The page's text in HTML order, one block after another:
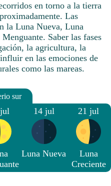
en torno a la tierra
Las
la Luna Nueva, Luna
Saber las fases
la agricultura, la
en las emociones de
como las mareas.
14 jul
Luna Nueva
21 jul
Luna
Creciente